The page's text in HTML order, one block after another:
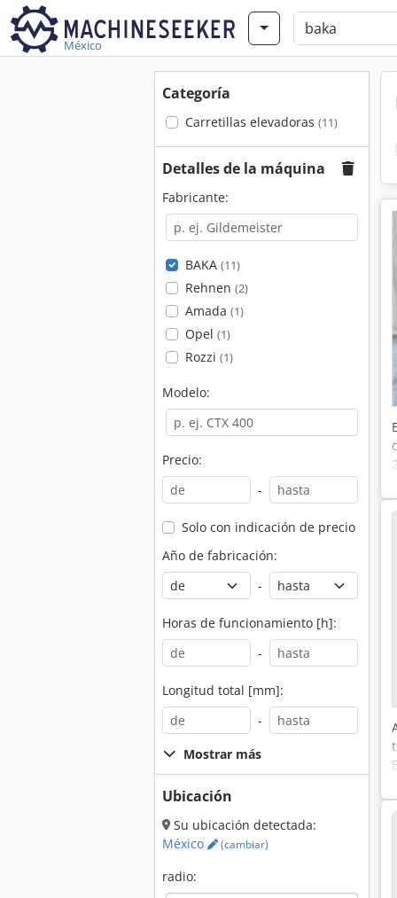
México
Categoría
Carretillas elevadoras (11)
Detalles de la máquina
Fabricante:
BAKA (11)
Rehnen (2)
Amada (1)
Opel (1)
Rozzi (1)
Modelo:
Precio:
-
Solo con indicación de precio
Año de fabricación:
-
Horas de funcionamiento [h]:
-
Longitud total [mm]:
-
Mostrar más
Ubicación
Su ubicación detectada:
México
(cambiar)
radio: